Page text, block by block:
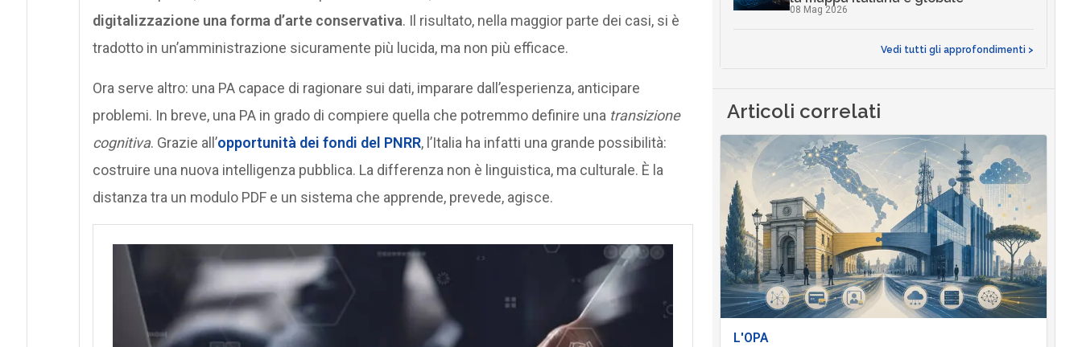
digitalizzazione una forma d’arte conservativa. Il risultato, nella maggior parte dei casi, si è
tradotto in un’amministrazione sicuramente più lucida, ma non più efficace.
Ora serve altro: una PA capace di ragionare sui dati, imparare dall’esperienza, anticipare
problemi. In breve, una PA in grado di compiere quella che potremmo definire una transizione
cognitiva. Grazie all’opportunità dei fondi del PNRR, l’Italia ha infatti una grande possibilità:
costruire una nuova intelligenza pubblica. La differenza non è linguistica, ma culturale. È la
distanza tra un modulo PDF e un sistema che apprende, prevede, agisce.
08 Mag 2026
Vedi tutti gli approfondimenti >
Articoli correlati
L'OPA